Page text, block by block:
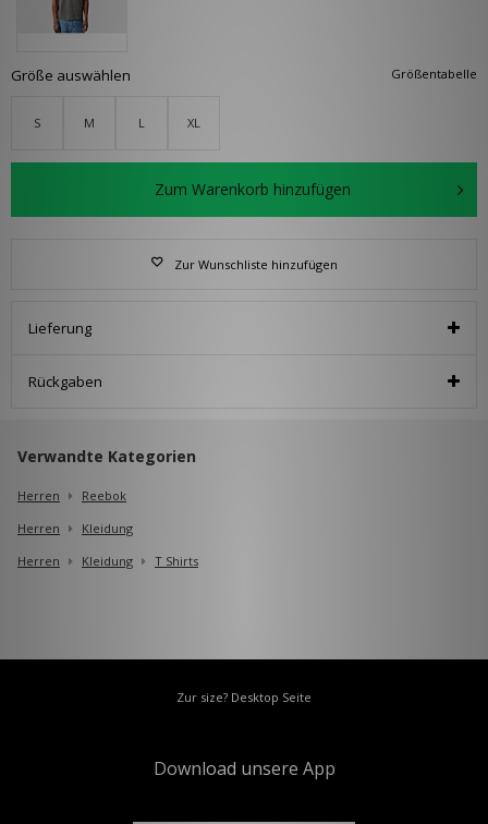
Größentabelle
Größe auswählen
S M L XL
Zum Warenkorb hinzufügen
Zur Wunschliste hinzufügen
Lieferung
Rückgaben
Verwandte Kategorien
Herren
Reebok
Herren
Kleidung
Herren
Kleidung T Shirts
Zur size? Desktop Seite
Download unsere App